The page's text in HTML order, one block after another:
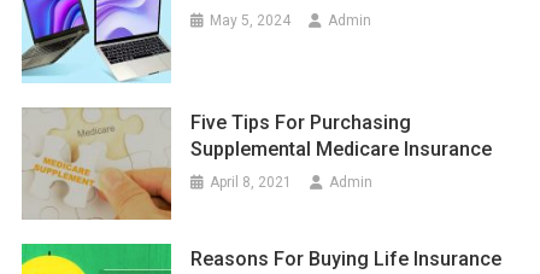
May 5, 2024 Admin
Five Tips For Purchasing
Supplemental Medicare Insurance
April 8, 2021 Admin
Reasons For Buying Life Insurance